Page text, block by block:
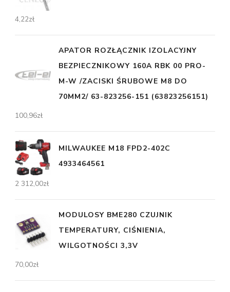
4,22zł
APATOR ROZŁĄCZNIK IZOLACYJNY
BEZPIECZNIKOWY 160A RBK 00 PRO-
M-W /ZACISKI ŚRUBOWE M8 DO
70MM2/ 63-823256-151 (63823256151)
100,96zł
MILWAUKEE M18 FPD2-402C
4933464561
2 312,00zł
MODULOSY BME280 CZUJNIK
TEMPERATURY, CIŚNIENIA,
WILGOTNOŚCI 3,3V
70,00zł